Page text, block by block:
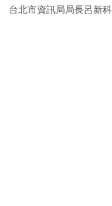
台北市資訊局局長呂新科